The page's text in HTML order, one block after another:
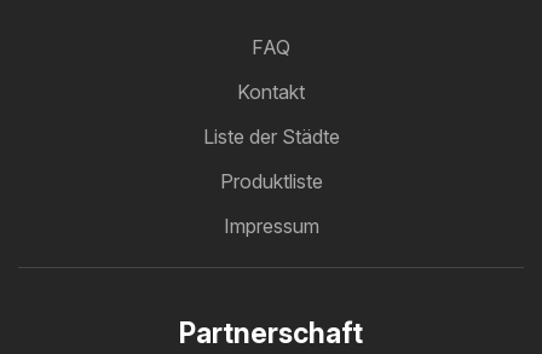
FAQ
Kontakt
Liste der Städte
Produktliste
Impressum
Partnerschaft